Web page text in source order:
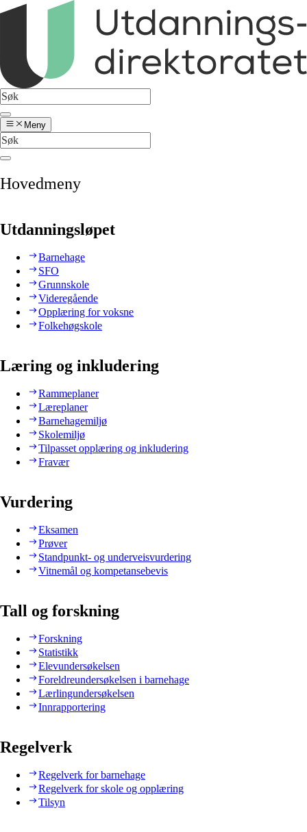
Meny
Hovedmeny
Utdanningsløpet
Barnehage
SFO
Grunnskole
Videregående
Opplæring for voksne
Folkehøgskole
Læring og inkludering
Rammeplaner
Læreplaner
Barnehagemiljø
Skolemiljø
Tilpasset opplæring og inkludering
Fravær
Vurdering
Eksamen
Prøver
Standpunkt- og underveisvurdering
Vitnemål og kompetansebevis
Tall og forskning
Forskning
Statistikk
Elevundersøkelsen
Foreldreundersøkelsen i barnehage
Lærlingundersøkelsen
Innrapportering
Regelverk
Regelverk for barnehage
Regelverk for skole og opplæring
Tilsyn